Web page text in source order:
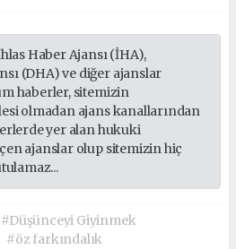
Haber Ajansı (İHA),
(DHA) ve diğer ajanslar
haberler, sitemizin
olmadan ajans kanallarından
yer alan hukuki
ajanslar olup sitemizin hiç
#Düşünceyi Giyinmek
#öz farkındalık